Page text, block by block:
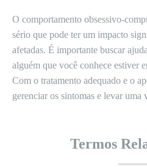
O comportamento obsessivo-
sério que pode ter um impacto
afetadas. É importante buscar
alguém que você conhece estiver
Com o tratamento adequado e o
gerenciar os sintomas e levar uma
Termos